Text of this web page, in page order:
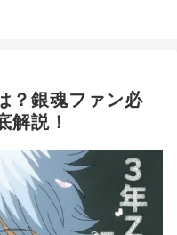
？銀魂ファン必
解説！